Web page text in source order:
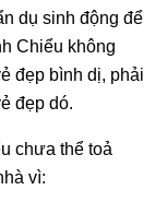
dụ sinh động để
Chiểu không
đẹp bình dị, phải
đẹp dó.
chưa thể toả
vì: